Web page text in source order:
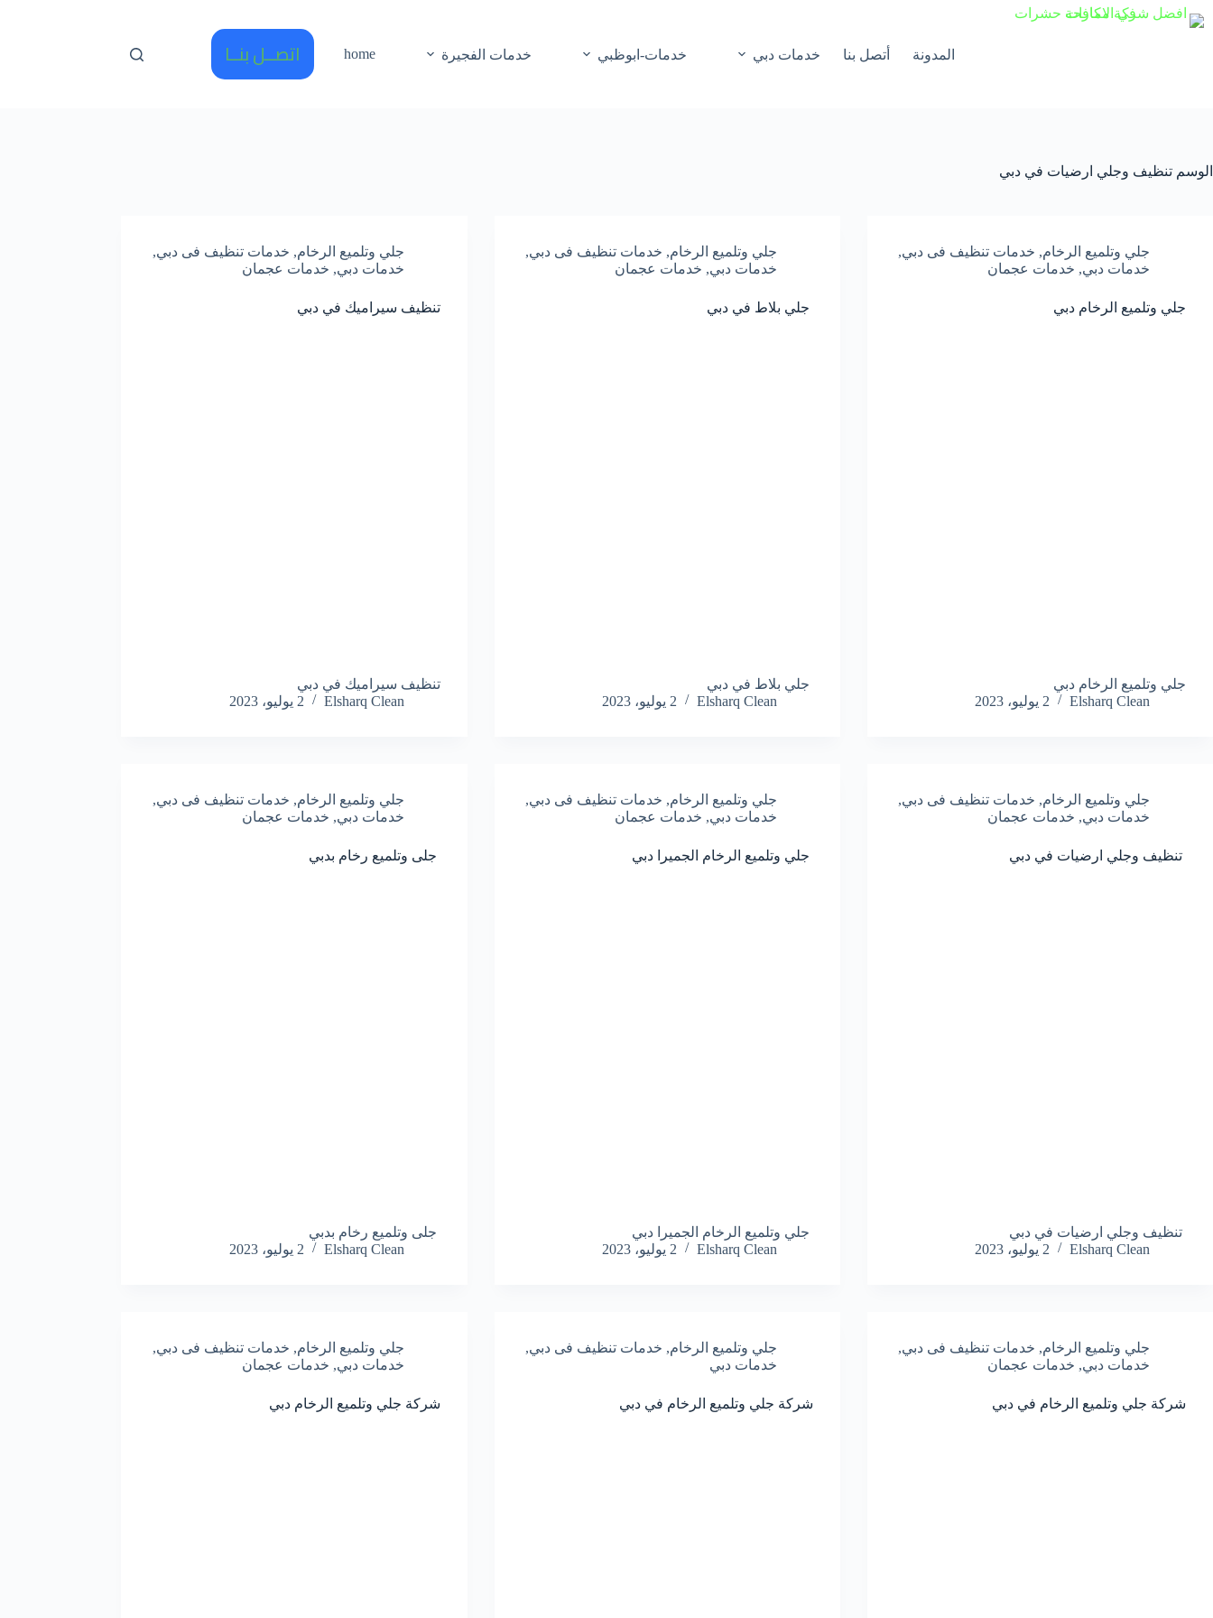
التجاوز
إلى
المدونة أتصل بنا خدمات دبي خدمات-ابوظبي خدمات الفجيرة home اتصــل بنــا
الوسم تنظيف وجلي ارضيات في دبي
جلي وتلميع الرخام, خدمات تنظيف فى دبي,
خدمات دبي, خدمات عجمان
جلي وتلميع الرخام دبي
جلي وتلميع الرخام دبي
Elsharq Clean
2 يوليو، 2023
جلي وتلميع الرخام, خدمات تنظيف فى دبي,
خدمات دبي, خدمات عجمان
جلي بلاط في دبي
جلي بلاط في دبي
Elsharq Clean
2 يوليو، 2023
جلي وتلميع الرخام, خدمات تنظيف فى دبي,
خدمات دبي, خدمات عجمان
تنظيف سيراميك في دبي
تنظيف سيراميك في دبي
Elsharq Clean
2 يوليو، 2023
جلي وتلميع الرخام, خدمات تنظيف فى دبي,
خدمات دبي, خدمات عجمان
تنظيف وجلي ارضيات في دبي
تنظيف وجلي ارضيات في دبي
Elsharq Clean
2 يوليو، 2023
جلي وتلميع الرخام, خدمات تنظيف فى دبي,
خدمات دبي, خدمات عجمان
جلي وتلميع الرخام الجميرا دبي
جلي وتلميع الرخام الجميرا دبي
Elsharq Clean
2 يوليو، 2023
جلي وتلميع الرخام, خدمات تنظيف فى دبي,
خدمات دبي, خدمات عجمان
جلى وتلميع رخام بدبي
جلى وتلميع رخام بدبي
Elsharq Clean
2 يوليو، 2023
جلي وتلميع الرخام, خدمات تنظيف فى دبي,
خدمات دبي, خدمات عجمان
شركة جلي وتلميع الرخام في دبي
جلي وتلميع الرخام, خدمات تنظيف فى دبي,
خدمات دبي
شركة جلي وتلميع الرخام في دبي
جلي وتلميع الرخام, خدمات تنظيف فى دبي,
خدمات دبي, خدمات عجمان
شركة جلي وتلميع الرخام دبي